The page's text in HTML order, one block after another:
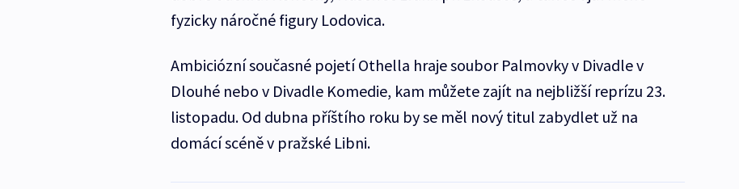
fyzicky náročné figury Lodovica.
Ambiciózní současné pojetí Othella hraje soubor Palmovky v Divadle v
Dlouhé nebo v Divadle Komedie, kam můžete zajít na nejbližší reprízu 23.
listopadu. Od dubna příštího roku by se měl nový titul zabydlet už na
domácí scéně v pražské Libni.